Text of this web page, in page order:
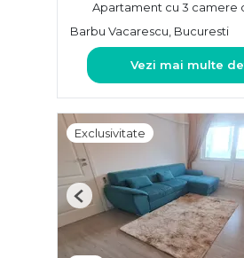
Apartament cu 3 camere
Barbu Vacarescu, Bucuresti
Vezi mai multe
Exclusivitate
Previous